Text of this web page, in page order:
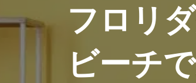
フロリ
ビーチ